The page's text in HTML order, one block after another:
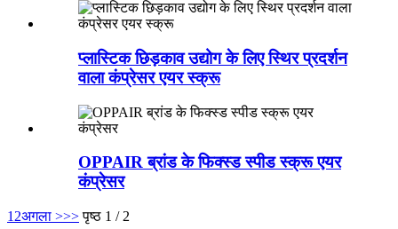
प्लास्टिक छिड़काव उद्योग के लिए स्थिर प्रदर्शन
वाला कंप्रेसर एयर स्क्रू
OPPAIR ब्रांड के फिक्स्ड स्पीड स्क्रू एयर
कंप्रेसर
1 2अगला >>> पृष्ठ 1 / 2